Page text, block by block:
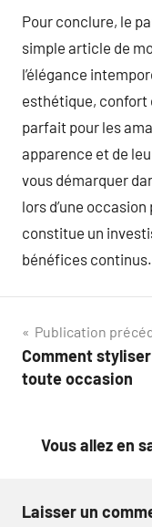
Pour conclure, le
simple article de
l’élégance
esthétique, confort
parfait pour les
apparence et de
vous démarquer
lors d’une
constitue un
bénéfices continus.
Navigation
de
Publication
Comment
toute occasion
Vous allez en
Laisser un